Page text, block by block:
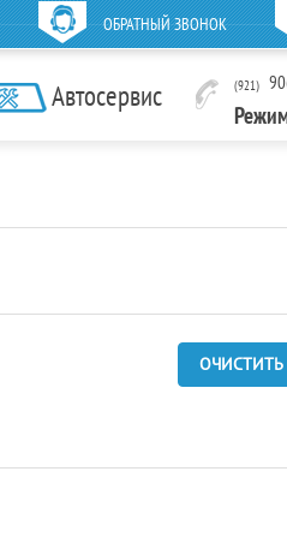
ОБРАТНЫЙ ЗВОНОК
Автосервис (921)